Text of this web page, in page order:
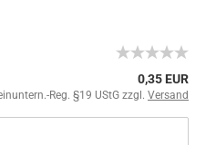
0,35 EUR
Reg. §19 UStG zzgl. Versand